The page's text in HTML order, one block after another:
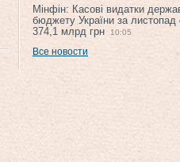
Мінфін: Касові видатки
бюджету України за листопад
374,1 млрд грн
10:05
Все новости